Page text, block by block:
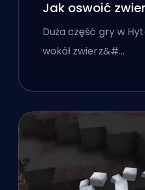
Jak oswoić
Duża część gry w
wokół zwierz&#…